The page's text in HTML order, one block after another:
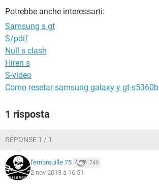
Potrebbe anche interessarti:
Samsung s gt
S/pdif
Null s clash
Hiren s
S-video
Como resetar samsung galaxy y gt-s5360b
1 risposta
RÉPONSE 1 / 1
l'embrouille 75 749
2 nov 2013 à 16:51